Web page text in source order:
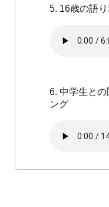
5. 16歳の語
6. 中学生と
ング